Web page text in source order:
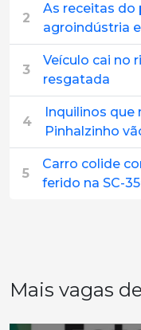
2
As receitas do
agroindústria
3
Veículo cai no
resgatada
4
Inquilinos
Pinhalzinho
5
Carro colide
ferido na SC-
Mais vagas